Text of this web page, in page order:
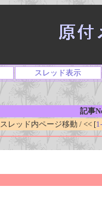
スレッド表示
記事
スレッド内ページ移動 / << [